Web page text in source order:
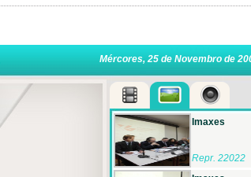
Mércores, 25 de Novembro de
Imaxes
Repr. 22022